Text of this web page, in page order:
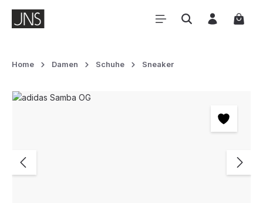
Zum Hauptinhalt springen
Home Damen Schuhe Sneaker
Bildergalerie überspringen